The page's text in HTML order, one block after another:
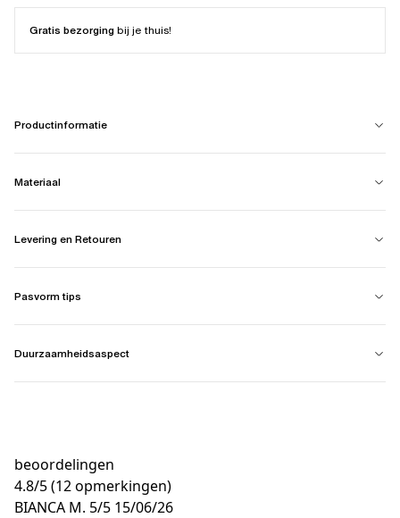
Gratis bezorgingbij je thuis!
Productinformatie
Materiaal
Levering en Retouren
Pasvorm tips
Duurzaamheidsaspect
beoordelingen
4.8/5(12 opmerkingen)
BIANCA M. 5/5 15/06/26